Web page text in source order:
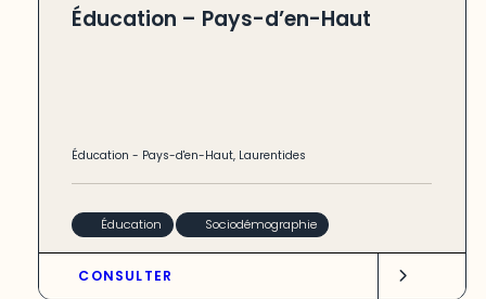
Éducation – Pays-d’en-Haut
Éducation - Pays-d'en-Haut, Laurentides
Éducation Sociodémographie
CONSULTER